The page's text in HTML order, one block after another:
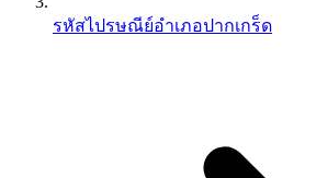
รหัสไปรษณีย์อำเภอปากเกร็ด